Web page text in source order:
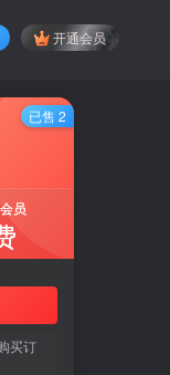
开通会员
员
买订
已售 2